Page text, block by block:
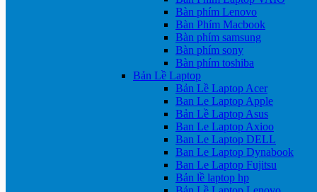
Bàn phím Lenovo
Bàn Phím Macbook
Bàn phím samsung
Bàn phím sony
Bàn phím toshiba
Bản Lề Laptop
Bản Lề Laptop Acer
Ban Le Laptop Apple
Bản Lề Laptop Asus
Ban Le Laptop Axioo
Ban Le Laptop DELL
Ban Le Laptop Dynabook
Ban Le Laptop Fujitsu
Bản lề laptop hp